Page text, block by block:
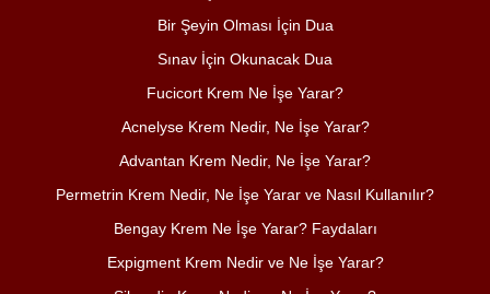
Bir Şeyin Olması İçin Dua
Sınav İçin Okunacak Dua
Fucicort Krem Ne İşe Yarar?
Acnelyse Krem Nedir, Ne İşe Yarar?
Advantan Krem Nedir, Ne İşe Yarar?
Permetrin Krem Nedir, Ne İşe Yarar ve Nasıl Kullanılır?
Bengay Krem Ne İşe Yarar? Faydaları
Expigment Krem Nedir ve Ne İşe Yarar?